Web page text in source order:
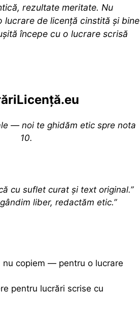
rezultate meritate. Nu
lucrare de licență cinstită și bine
începe cu o lucrare scrisă
ăriLicență.eu
— noi te ghidăm etic spre nota
10.
cu suflet curat și text original.”
liber, redactăm etic.”
nu copiem — pentru o lucrare
pentru lucrări scrise cu